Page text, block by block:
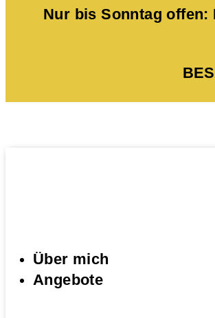
Nur bis Sonntag
Über mich
Angebote